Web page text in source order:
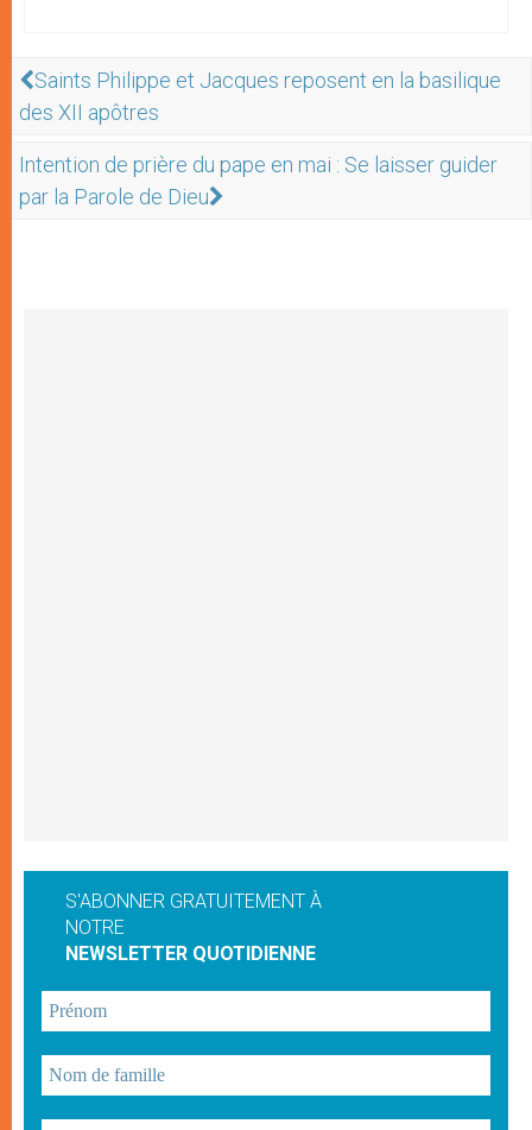
Saints Philippe et Jacques reposent en la basilique
des XII apôtres
Intention de prière du pape en mai : Se laisser guider
par la Parole de Dieu
S'ABONNER GRATUITEMENT À
NOTRE
NEWSLETTER QUOTIDIENNE